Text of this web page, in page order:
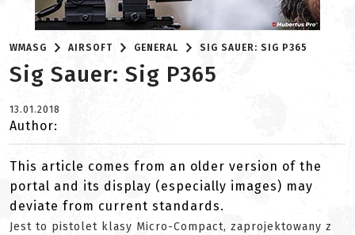
WMASG AIRSOFT GENERAL SIG SAUER: SIG P365
Sig Sauer: Sig P365
13.01.2018
Author:
This article comes from an older version of the
portal and its display (especially images) may
deviate from current standards.
Jest to pistolet klasy Micro-Compact, zaprojektowany z